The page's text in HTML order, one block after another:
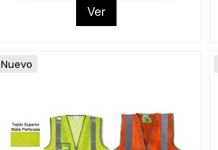
Ver
Nuevo